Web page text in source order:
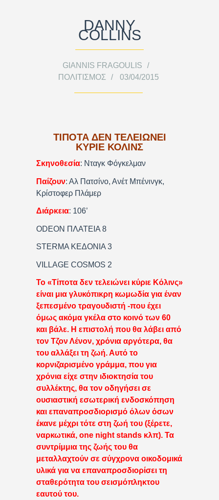
DANNY
COLLINS
GIANNIS FRAGOULIS
ΠΟΛΙΤΙΣΜΌΣ
03/04/2015
ΤΙΠΟΤΑ ΔΕΝ ΤΕΛΕΙΩΝΕΙ
ΚΥΡΙΕ ΚΟΛΙΝΣ
Σκηνοθεσία: Νταγκ Φόγκελμαν
Παίζουν: Αλ Πατσίνο, Ανέτ Μπένινγκ,
Κρίστοφερ Πλάμερ
Διάρκεια: 106’
ODEON ΠΛΑΤΕΙΑ 8
STERΜΑ ΚΕΔΟΝΙΑ 3
VILLAGE COSMOS 2
Το «Τίποτα δεν τελειώνει κύριε Κόλινς»
είναι μια γλυκόπικρη κωμωδία για έναν
ξεπεσμένο τραγουδιστή -που έχει
όμως ακόμα γκέλα στο κοινό των 60
και βάλε. Η επιστολή που θα λάβει από
τον Τζον Λένον, χρόνια αργότερα, θα
του αλλάξει τη ζωή. Αυτό το
κορνιζαρισμένο γράμμα, που για
χρόνια είχε στην ιδιοκτησία του
συλλέκτης, θα τον οδηγήσει σε
ουσιαστική εσωτερική ενδοσκόπηση
και επαναπροσδιορισμό όλων όσων
έκανε μέχρι τότε στη ζωή του (ξέρετε,
ναρκωτικά, one night stands κλπ). Τα
συντρίμμια της ζωής του θα
μεταλλαχτούν σε σύγχρονα οικοδομικά
υλικά για να επαναπροσδιορίσει τη
σταθερότητα του σεισμόπληκτου
εαυτού του.